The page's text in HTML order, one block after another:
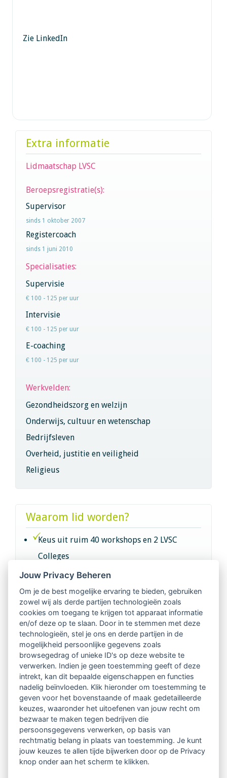
Zie LinkedIn
Extra informatie
Lidmaatschap LVSC
Beroepsregistratie(s):
Supervisor
sinds 1 oktober 2007
Registercoach
sinds 1 juni 2010
Specialisaties:
Supervisie
€ 100 - 125 per uur
Intervisie
€ 100 - 125 per uur
E-coaching
€ 100 - 125 per uur
Werkvelden:
Gezondheidszorg en welzijn
Onderwijs, cultuur en wetenschap
Bedrijfsleven
Overheid, justitie en veiligheid
Religieus
Waarom lid worden?
Keus uit ruim 40 workshops en 2 LVSC
Colleges
Intervisie met geregistreerde vakgenoten
Netwerk van 2100 professionals in 14
regio's
Vindbaar voor opdrachtgevers
Tijdschrift voor
Begeleidingskunde & kennisbank
Beroepsregistratie (LVSC keurmerk)
Lid worden van LVSC
Jouw Privacy Beheren
Om je de best mogelijke ervaring te bieden, gebruiken
zowel wij als derde partijen technologieën zoals
cookies om toegang te krijgen tot apparaat informatie
en/of deze op te slaan. Door in te stemmen met deze
technologieën, stel je ons en derde partijen in de
mogelijkheid persoonlijke gegevens zoals
browsegedrag of unieke ID's op deze website te
verwerken. Indien je geen toestemming geeft of deze
intrekt, kan dit bepaalde eigenschappen en functies
nadelig beïnvloeden. Klik hieronder om toestemming te
geven voor het bovenstaande of maak gedetailleerde
keuzes, waaronder het uitoefenen van jouw recht om
bezwaar te maken tegen bedrijven die
persoonsgegevens verwerken, op basis van
rechtmatig belang in plaats van toestemming. Je kunt
jouw keuzes te allen tijde bijwerken door op de Privacy
knop onder aan het scherm te klikken.